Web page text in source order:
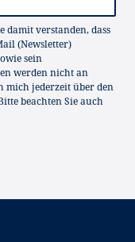
damit verstanden, dass
(Newsletter)
sein
werden nicht an
mich jederzeit über den
beachten Sie auch